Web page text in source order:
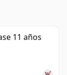
11 años